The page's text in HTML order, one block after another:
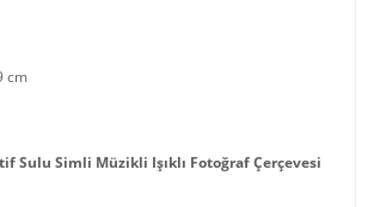
cm
Sulu Simli Müzikli Işıklı Fotoğraf Çerçevesi